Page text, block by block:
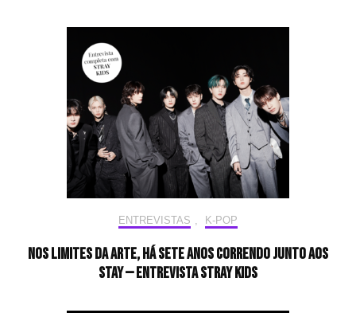
ENTREVISTAS K-POP
Nos limites da arte, há sete anos correndo junto aos
STAY — Entrevista Stray Kids